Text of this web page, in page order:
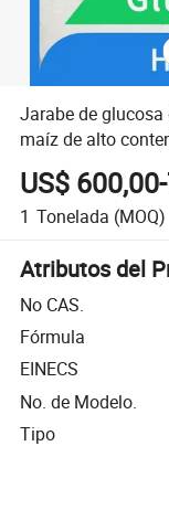
Jarabe de
maíz de alto
US$
1 Tonelada (MOQ)
Atributos del
No CAS.
Fórmula
EINECS
No. de Modelo.
Tipo